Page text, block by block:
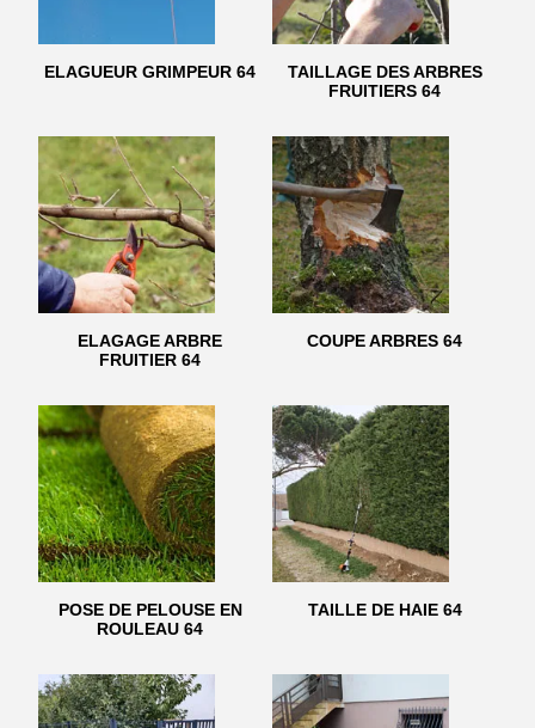
ELAGUEUR GRIMPEUR 64
TAILLAGE DES ARBRES
FRUITIERS 64
ELAGAGE ARBRE
FRUITIER 64
COUPE ARBRES 64
POSE DE PELOUSE EN
ROULEAU 64
TAILLE DE HAIE 64